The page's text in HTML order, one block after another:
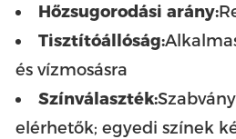
Hőzsugorodási arány:
Tisztítóállóság:
és vízmosásra
Színválaszték:
elérhetők; egyedi színek